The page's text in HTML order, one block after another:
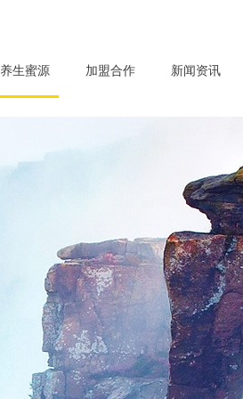
养生蜜源 加盟合作 新闻资讯